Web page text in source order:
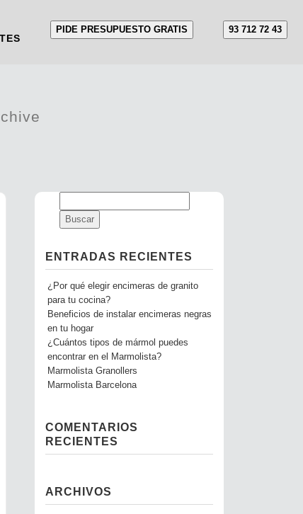
PIDE PRESUPUESTO GRATIS 93 712 72 43
ENTRADAS RECIENTES
¿Por qué elegir encimeras de granito
para tu cocina?
Beneficios de instalar encimeras negras
en tu hogar
¿Cuántos tipos de mármol puedes
encontrar en el Marmolista?
Marmolista Granollers
Marmolista Barcelona
COMENTARIOS
RECIENTES
ARCHIVOS